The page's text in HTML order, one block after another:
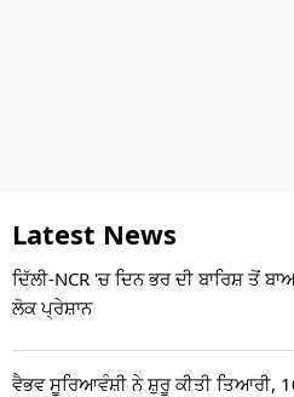
Latest News
ਦਿੱਲੀ-NCR 'ਚ ਦਿਨ ਭਰ ਦੀ ਬਾਰਿਸ਼ ਤੋਂ
ਲੋਕ ਪ੍ਰੇਸ਼ਾਨ
ਵੈਭਵ ਸੂਰਿਆਵੰਸ਼ੀ ਨੇ ਸ਼ੁਰੂ ਕੀਤੀ ਤਿਆਰੀ,